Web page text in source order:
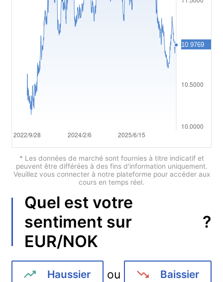
한국어
Tiếng việt
Bahasa Indonesia
Bahasa Melayu
हिन्दी
* Les données de marché sont fournies à titre indicatif et
peuvent être différées à des fins d'information uniquement.
Veuillez vous connecter à notre plateforme pour accéder aux
cours en temps réel.
Quel est votre
sentiment sur
EUR/NOK
?
Haussier ou Baissier